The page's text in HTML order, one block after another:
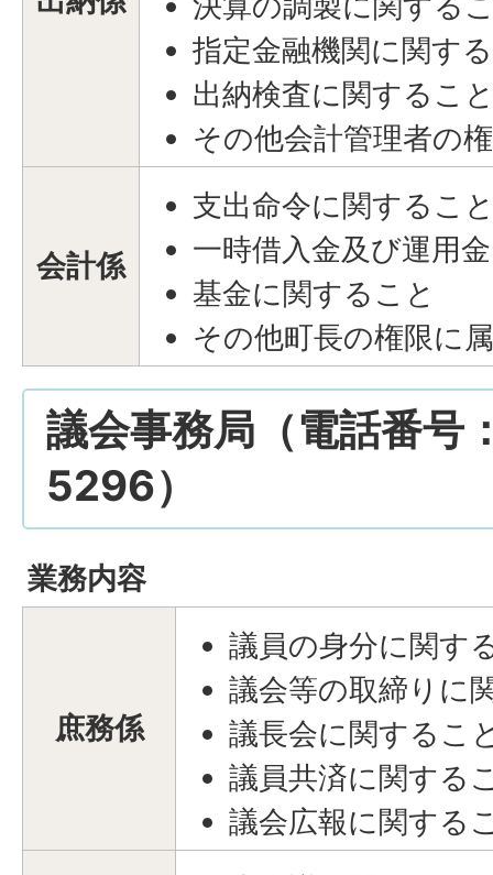
指定金融機関に関す
出納検査に関するこ
その他会計管理者の
会計係
支出命令に関するこ
一時借入金及び運用
基金に関すること
その他町長の権限に
議会事務局（電話番
5296）
業務内容
庶務係
議員の身分に関す
議会等の取締りに
議長会に関するこ
議員共済に関する
議会広報に関する